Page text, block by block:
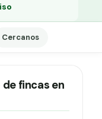
Cercanos
fincas en